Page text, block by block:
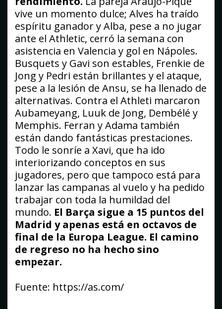
vive un momento dulce; Alves ha traído
espíritu ganador y Alba, pese a no jugar
ante el Athletic, cerró la semana con
asistencia en Valencia y gol en Nápoles.
Busquets y Gavi son estables, Frenkie de
Jong y Pedri están brillantes y el ataque,
pese a la lesión de Ansu, se ha llenado de
alternativas. Contra el Athleti marcaron
Aubameyang, Luuk de Jong, Dembélé y
Memphis. Ferran y Adama también
están dando fantásticas prestaciones.
Todo le sonríe a Xavi, que ha ido
interiorizando conceptos en sus
jugadores, pero que tampoco está para
lanzar las campanas al vuelo y ha pedido
trabajar con toda la humildad del
mundo. El Barça sigue a 15 puntos del
Madrid y apenas está en octavos de
final de la Europa League. El camino
de regreso no ha hecho sino
empezar.
Fuente: https://as.com/